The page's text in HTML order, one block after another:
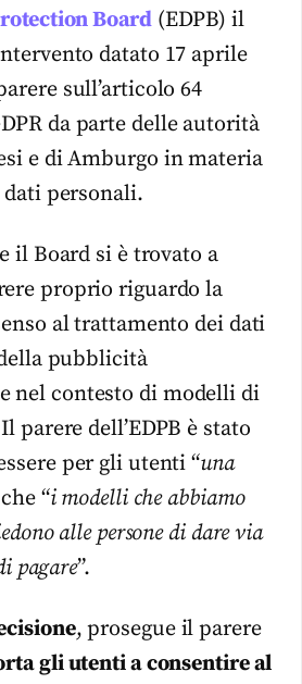
Board (EDPB) il
datato 17 aprile
sull’articolo 64
da parte delle autorità
e di Amburgo in materia
personali.
il Board si è trovato a
proprio riguardo la
al trattamento dei dati
pubblicità
nel contesto di modelli di
parere dell’EDPB è stato
per gli utenti “una
“i modelli che abbiamo
alle persone di dare via
pagare”.
, prosegue il parere
gli utenti a consentire al